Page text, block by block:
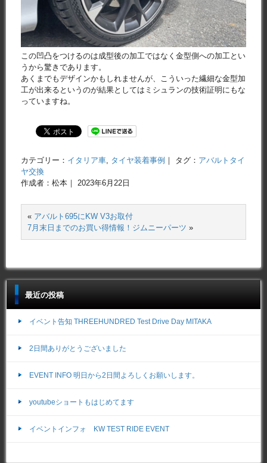
この凹凸をつけるのは成型後の加工ではなく金型側への加工とい
うから驚きであります。
あくまでもデザインかもしれませんが、こういった繊細な金型加
工が出来るというのが結果としてはミシュランの技術証明にもな
っていますね。
カテゴリー： イタリア車, タイヤ装着事例 ｜ タグ： アバルトタイ
ヤ交換
作成者：松本｜ 2023年6月22日
« アバルト695にKW V3お取付
7月末日までのお買い得情報！ジムニーパーツ »
最近の投稿
イベント告知 THREEHUNDRED Test Drive Day MITAKA
2日間ありがとうございました
EVENT INFO 明日から2日間よろしくお願いします。
youtubeショートもはじめてます
イベントインフォ KW TEST RIDE EVENT